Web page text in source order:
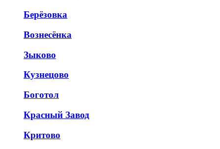
Берёзовка
Вознесёнка
Зыково
Кузнецово
Боготол
Красный Завод
Критово